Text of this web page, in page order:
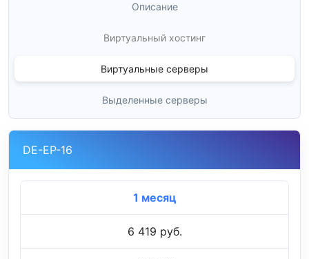
Описание
Виртуальный хостинг
Виртуальные серверы
Выделенные серверы
DE-EP-16
1 месяц
6 419 руб.